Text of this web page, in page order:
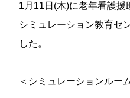
1月11日(木)に老年看護援
シミュレーション教育セ
した。
＜シミュレーションルー